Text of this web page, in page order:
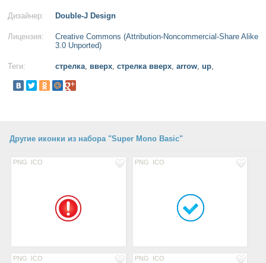
Дизайнер: Double-J Design
Лицензия:
Creative Commons (Attribution-Noncommercial-Share Alike
3.0 Unported)
Теги: стрелка, вверх, стрелка вверх, arrow, up,
Другие иконки из набора "Super Mono Basic"
PNG ICO PNG ICO
PNG ICO PNG ICO